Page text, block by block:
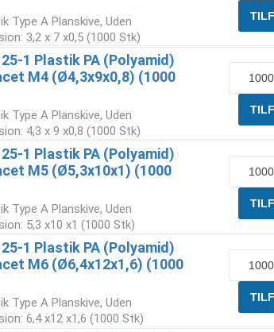
Type A Planskive, Uden
3,2 x 7 x0,5 (1000 Stk)
1 Plastik PA (Polyamid)
M4 (Ø4,3x9x0,8) (1000
Type A Planskive, Uden
4,3 x 9 x0,8 (1000 Stk)
1 Plastik PA (Polyamid)
M5 (Ø5,3x10x1) (1000
Type A Planskive, Uden
5,3 x10 x1 (1000 Stk)
1 Plastik PA (Polyamid)
M6 (Ø6,4x12x1,6) (1000
Type A Planskive, Uden
6,4 x12 x1,6 (1000 Stk)